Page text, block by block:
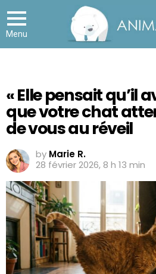
Menu
« Elle pensait qu’il
que votre chat
de vous au réveil
by Marie R.
28 février 2026, 8 h 13 min